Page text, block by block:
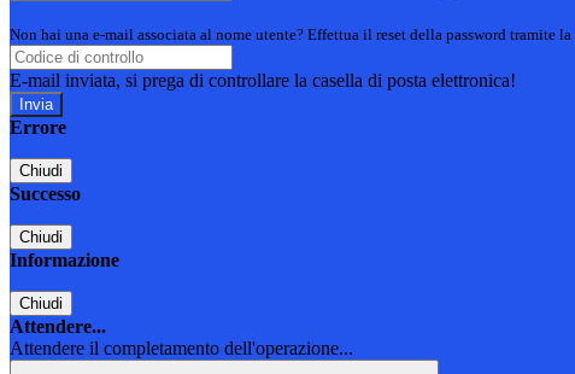
Non hai una e-mail associata al nome utente? Effettua il reset della password tramite la
E-mail inviata, si prega di controllare la casella di posta elettronica!
Errore
Chiudi
Successo
Chiudi
Informazione
Chiudi
Attendere...
Attendere il completamento dell'operazione...